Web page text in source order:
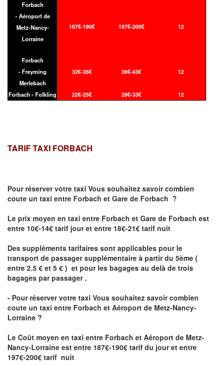
Forbach
- Aéroport de
Metz-Nancy-
Lorraine
187€-190€ 197€-200€ 12
Forbach
- Freyming
Merlebach
32€-35€ 39€-43€ 12
Forbach - Folkling 22€-25€ 29€-33€ 12
TARIF TAXI FORBACH
Pour réserver votre taxi Vous souhaitez savoircombien
coute un taxi entre Forbach et Gare de Forbach ?
Le prix moyen en taxi entre Forbach et Gare de Forbach est
entre 10€-14€ tarif jour et entre 18€-21€ tarif nuit
Des suppléments tarifaires sont applicables pour le
transport de passager supplémentaire à partir du 5ème (
entre 2.5 € et 5 € ) et pour les bagages au delà de trois
bagages par passager .
- Pour réserver votre taxi Vous souhaitez savoircombien
coute un taxi entre Forbach et Aéroport de Metz-Nancy-
Lorraine ?
Le Coût moyen en taxi entre Forbach et Aéroport de Metz-
Nancy-Lorraine est entre 187€-190€ tarif du jour et entre
197€-200€ tarif nuit